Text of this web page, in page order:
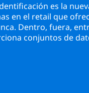
es la
en el retail que
Dentro, fuera,
conjuntos de